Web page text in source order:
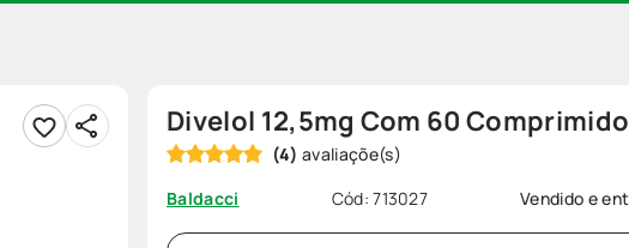
Divelol 12,5mg Com 60
(4)
Baldacci
Cód:713027 Vendido e